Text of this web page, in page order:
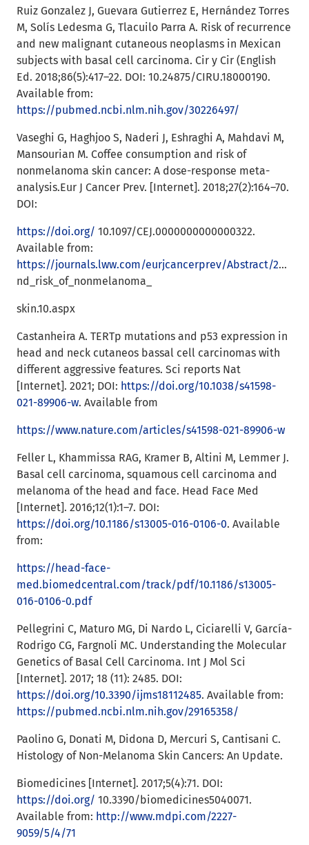
Ruiz Gonzalez J, Guevara Gutierrez E, Hernández Torres
M, Solís Ledesma G, Tlacuilo Parra A. Risk of recurrence
and new malignant cutaneous neoplasms in Mexican
subjects with basal cell carcinoma. Cir y Cir (English
Ed. 2018;86(5):417–22. DOI: 10.24875/CIRU.18000190.
Available from:
https://pubmed.ncbi.nlm.nih.gov/30226497/
Vaseghi G, Haghjoo S, Naderi J, Eshraghi A, Mahdavi M,
Mansourian M. Coffee consumption and risk of
nonmelanoma skin cancer: A dose-response meta-
analysis.Eur J Cancer Prev. [Internet]. 2018;27(2):164–70.
DOI:
https://doi.org/ 10.1097/CEJ.0000000000000322.
Available from:
https://journals.lww.com/eurjcancerprev/Abstract/2018/03000/Coffee_consumption_
nd_risk_of_nonmelanoma_
skin.10.aspx
Castanheira A. TERTp mutations and p53 expression in
head and neck cutaneos bassal cell carcinomas with
different aggressive features. Sci reports Nat
[Internet]. 2021; DOI: https://doi.org/10.1038/s41598-
021-89906-w. Available from
https://www.nature.com/articles/s41598-021-89906-w
Feller L, Khammissa RAG, Kramer B, Altini M, Lemmer J.
Basal cell carcinoma, squamous cell carcinoma and
melanoma of the head and face. Head Face Med
[Internet]. 2016;12(1):1–7. DOI:
https://doi.org/10.1186/s13005-016-0106-0. Available
from:
https://head-face-
med.biomedcentral.com/track/pdf/10.1186/s13005-
016-0106-0.pdf
Pellegrini C, Maturo MG, Di Nardo L, Ciciarelli V, García-
Rodrigo CG, Fargnoli MC. Understanding the Molecular
Genetics of Basal Cell Carcinoma. Int J Mol Sci
[Internet]. 2017; 18 (11): 2485. DOI:
https://doi.org/10.3390/ijms18112485. Available from:
https://pubmed.ncbi.nlm.nih.gov/29165358/
Paolino G, Donati M, Didona D, Mercuri S, Cantisani C.
Histology of Non-Melanoma Skin Cancers: An Update.
Biomedicines [Internet]. 2017;5(4):71. DOI:
https://doi.org/ 10.3390/biomedicines5040071.
Available from: http://www.mdpi.com/2227-
9059/5/4/71